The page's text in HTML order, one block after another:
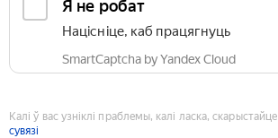
Я не робат
Націсніце, каб працягнуць
SmartCaptcha by Yandex Cloud
Калі ў вас узніклі праблемы, калі ласка, скарыстайце
сувязі